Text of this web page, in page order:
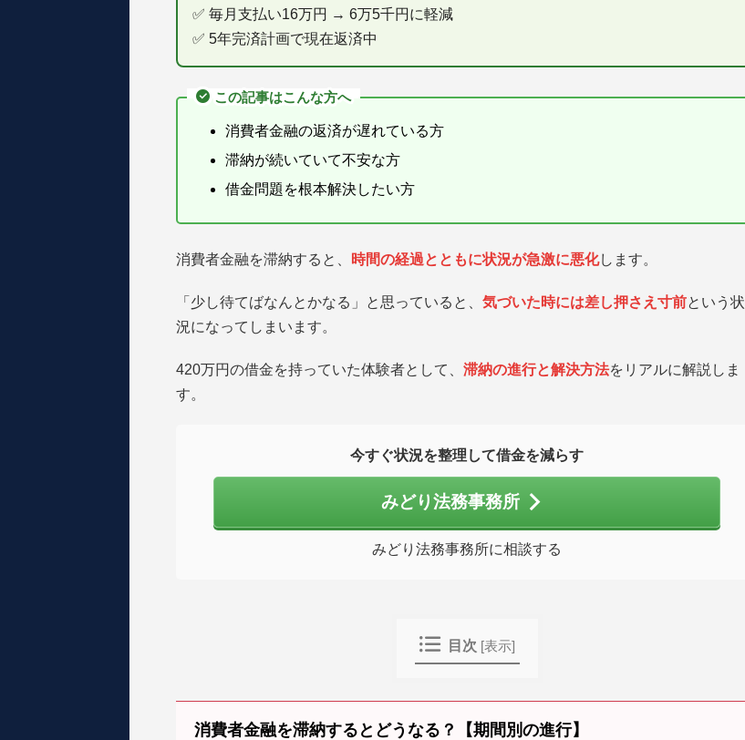
✅ 毎月支払い16万円 → 6万5千円に軽減
✅ 5年完済計画で現在返済中
この記事はこんな方へ
消費者金融の返済が遅れている方
滞納が続いていて不安な方
借金問題を根本解決したい方
消費者金融を滞納すると、 時間の経過とともに状況が急激に悪化します。
「少し待てばなんとかなる」と思っていると、 気づいた時には差し押さえ寸前という状
況になってしまいます。
420万円の借金を持っていた体験者として、 滞納の進行と解決方法をリアルに解説しま
す。
今すぐ状況を整理して借金を減らす
みどり法務事務所
みどり法務事務所に相談する
目次 [表示]
消費者金融を滞納するとどうなる？【期間別の進行】